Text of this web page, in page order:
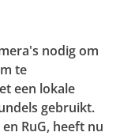
nodig om
te
een lokale
gebruikt.
RuG, heeft nu